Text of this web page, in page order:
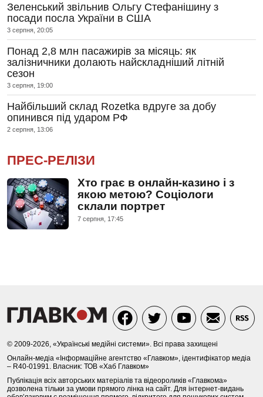
Зеленський звільнив Ольгу Стефанішину з
посади посла України в США
3 серпня, 20:05
Понад 2,8 млн пасажирів за місяць: як
залізничники долають найскладніший літній
сезон
3 серпня, 19:00
Найбільший склад Rozetka вдруге за добу
опинився під ударом РФ
2 серпня, 13:06
ПРЕС-РЕЛІЗИ
Хто грає в онлайн-казино і з
якою метою? Соціологи
склали портрет
7 серпня, 17:45
© 2009-2026, «Українські медійні системи». Всі права захищені
Онлайн-медіа «Інформаційне агентство «Главком», ідентифікатор медіа
– R40-01991. Власник: ТОВ «Хаб Главком»
Публікація всіх авторських матеріалів та відеороликів «Главкома»
дозволена тільки за умови прямого лінка на сайт. Для інтернет-видань